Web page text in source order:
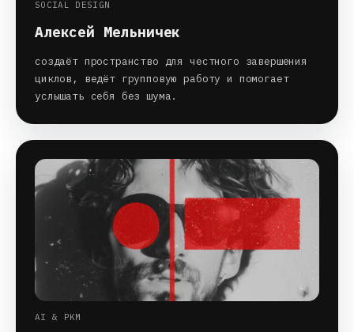
SOCIAL DESIGN
Алексей Мельничек
создаёт пространство для честного завершения
циклов, ведёт групповую работу и помогает
услышать себя без шума.
AI & PKM